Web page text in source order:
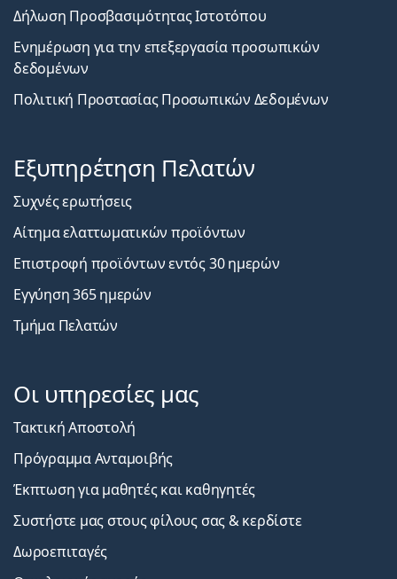
Δήλωση Προσβασιμότητας Ιστοτόπου
Ενημέρωση για την επεξεργασία προσωπικών
δεδομένων
Πολιτική Προστασίας Προσωπικών Δεδομένων
Εξυπηρέτηση Πελατών
Συχνές ερωτήσεις
Αίτημα ελαττωματικών προϊόντων
Επιστροφή προϊόντων εντός 30 ημερών
Εγγύηση 365 ημερών
Τμήμα Πελατών
Οι υπηρεσίες μας
Τακτική Αποστολή
Πρόγραμμα Ανταμοιβής
Έκπτωση για μαθητές και καθηγητές
Συστήστε μας στους φίλους σας & κερδίστε
Δωροεπιταγές